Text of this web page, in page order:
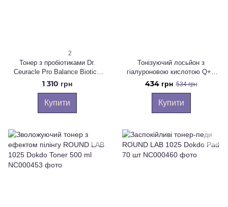
2
Тонер з пробіотиками Dr.
Ceuracle Pro Balance Biotics
Toner, 300мл
1 310 грн
Купити
Тонізуючий лосьйон з
гіалуроновою кислотою Q+A
Marine Hyaluronate Toning
Lotion, 100 ml
434 грн 534 грн
Купити